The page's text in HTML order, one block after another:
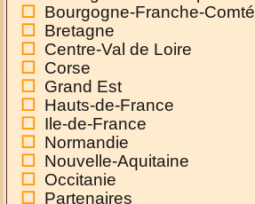
Bourgogne-Franche-Comté
Bretagne
Centre-Val de Loire
Corse
Grand Est
Hauts-de-France
Ile-de-France
Normandie
Nouvelle-Aquitaine
Occitanie
Partenaires